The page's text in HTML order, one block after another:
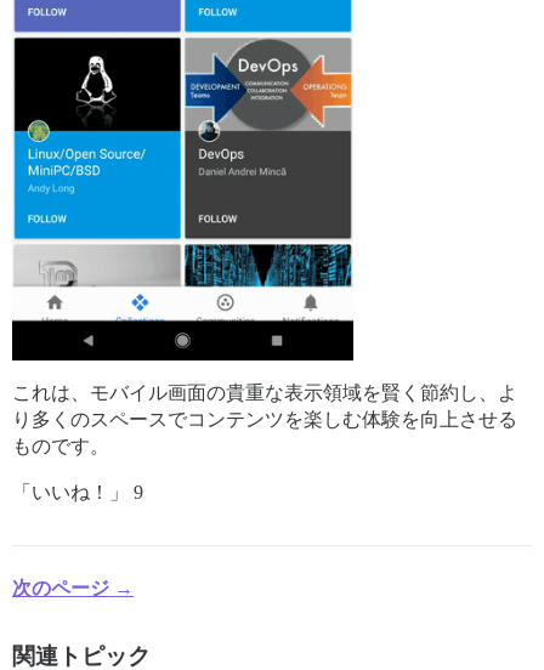
これは、モバイル画面の貴重な表示領域を賢く節約し、よ
り多くのスペースでコンテンツを楽しむ体験を向上させる
ものです。
「いいね！」 9
次のページ →
関連トピック